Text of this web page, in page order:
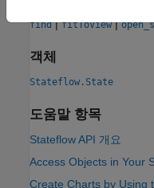
find|fitToView|
객체
Stateflow.State
도움말 항목
Stateflow API 개요
Access Objects in Your
Create Charts by Using